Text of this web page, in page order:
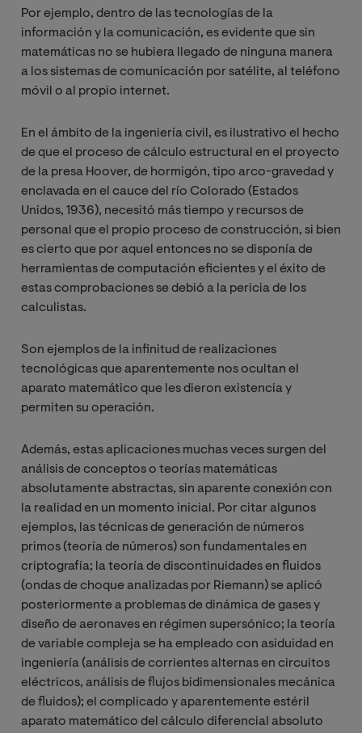
Por ejemplo, dentro de las tecnologías de la
información y la comunicación, es evidente que sin
matemáticas no se hubiera llegado de ninguna manera
a los sistemas de comunicación por satélite, al teléfono
móvil o al propio internet.
En el ámbito de la ingeniería civil, es ilustrativo el hecho
de que el proceso de cálculo estructural en el proyecto
de la presa Hoover, de hormigón, tipo arco-gravedad y
enclavada en el cauce del río Colorado (Estados
Unidos, 1936), necesitó más tiempo y recursos de
personal que el propio proceso de construcción, si bien
es cierto que por aquel entonces no se disponía de
herramientas de computación eficientes y el éxito de
estas comprobaciones se debió a la pericia de los
calculistas.
Son ejemplos de la infinitud de realizaciones
tecnológicas que aparentemente nos ocultan el
aparato matemático que les dieron existencia y
permiten su operación.
Además, estas aplicaciones muchas veces surgen del
análisis de conceptos o teorías matemáticas
absolutamente abstractas, sin aparente conexión con
la realidad en un momento inicial. Por citar algunos
ejemplos, las técnicas de generación de números
primos (teoría de números) son fundamentales en
criptografía; la teoría de discontinuidades en fluidos
(ondas de choque analizadas por Riemann) se aplicó
posteriormente a problemas de dinámica de gases y
diseño de aeronaves en régimen supersónico; la teoría
de variable compleja se ha empleado con asiduidad en
ingeniería (análisis de corrientes alternas en circuitos
eléctricos, análisis de flujos bidimensionales mecánica
de fluidos); el complicado y aparentemente estéril
aparato matemático del cálculo diferencial absoluto